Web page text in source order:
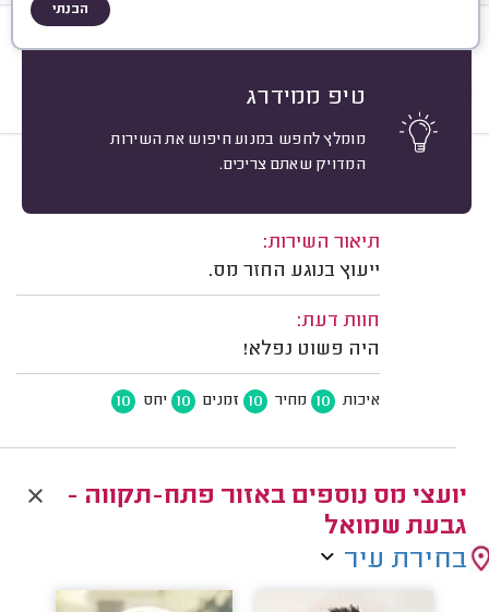
הבנתי
טיפ ממידרג
מומלץ לחפש במנוע חיפוש את השירות
המדויק שאתם צריכים.
סוג העסק
מייקי ג. תל אביב.
תיאור השירות:
ייעוץ בנוגע החזר מס.
חוות דעת:
היה פשוט נפלא!
איכות 10 מחיר 10 זמנים 10 יחס 10
יועצי מס נוספים באזור פתח-תקווה -
גבעת שמואל
בחירת עיר